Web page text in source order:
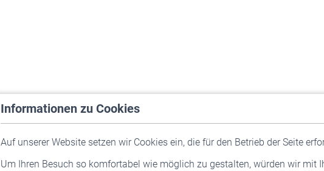
Informationen zu Cookies
Auf unserer Website setzen wir Cookies ein, die für den Betrieb der Seite
Um Ihren Besuch so komfortabel wie möglich zu gestalten, würden wir mit